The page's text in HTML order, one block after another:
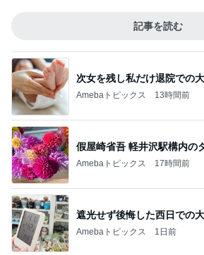
記事を読む
次女を残し私だけ退院での
Amebaトピックス 13時間前
假屋崎省吾 軽井沢駅構内の
Amebaトピックス 17時間前
遮光せず後悔した西日での
Amebaトピックス 1日前